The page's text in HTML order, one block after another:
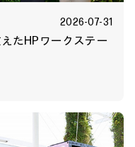
2026-07-31
たHPワークステー